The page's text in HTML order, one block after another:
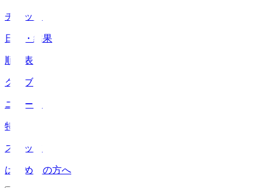
チケット
日程・結果
順位表
クラブ
ニュース
特集
スタッツ
はじめての方へ